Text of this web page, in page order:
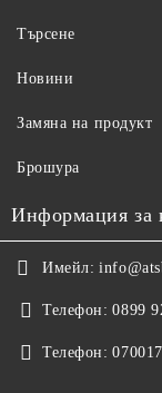
Търсене
Новини
Замяна на продукт
Брошура
Информация за
Имейл:
Телефон: 0899
Телефон: